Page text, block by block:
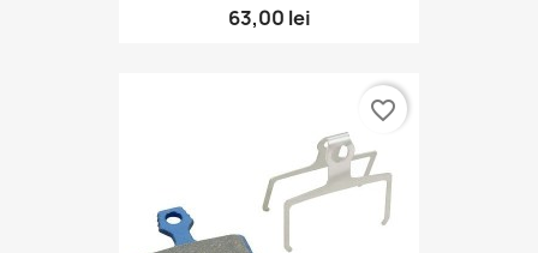
63,00 lei
favorite_border